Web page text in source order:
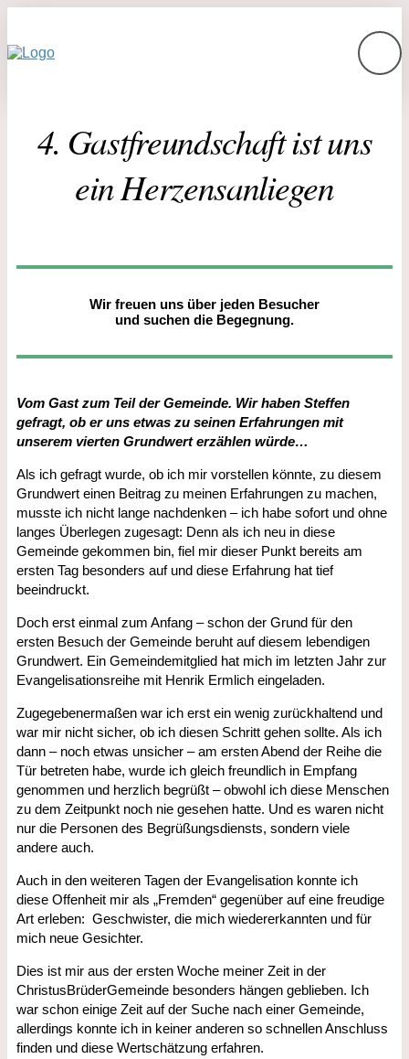
4. Gastfreundschaft ist uns
ein Herzensanliegen
Wir freuen uns über jeden Besucher
und suchen die Begegnung.
Vom Gast zum Teil der Gemeinde. Wir haben Steffen
gefragt, ob er uns etwas zu seinen Erfahrungen mit
unserem vierten Grundwert erzählen würde…
Als ich gefragt wurde, ob ich mir vorstellen könnte, zu diesem
Grundwert einen Beitrag zu meinen Erfahrungen zu machen,
musste ich nicht lange nachdenken – ich habe sofort und ohne
langes Überlegen zugesagt: Denn als ich neu in diese
Gemeinde gekommen bin, fiel mir dieser Punkt bereits am
ersten Tag besonders auf und diese Erfahrung hat tief
beeindruckt.
Doch erst einmal zum Anfang – schon der Grund für den
ersten Besuch der Gemeinde beruht auf diesem lebendigen
Grundwert. Ein Gemeindemitglied hat mich im letzten Jahr zur
Evangelisationsreihe mit Henrik Ermlich eingeladen.
Zugegebenermaßen war ich erst ein wenig zurückhaltend und
war mir nicht sicher, ob ich diesen Schritt gehen sollte. Als ich
dann – noch etwas unsicher – am ersten Abend der Reihe die
Tür betreten habe, wurde ich gleich freundlich in Empfang
genommen und herzlich begrüßt – obwohl ich diese Menschen
zu dem Zeitpunkt noch nie gesehen hatte. Und es waren nicht
nur die Personen des Begrüßungsdiensts, sondern viele
andere auch.
Auch in den weiteren Tagen der Evangelisation konnte ich
diese Offenheit mir als „Fremden“ gegenüber auf eine freudige
Art erleben: Geschwister, die mich wiedererkannten und für
mich neue Gesichter.
Dies ist mir aus der ersten Woche meiner Zeit in der
ChristusBrüderGemeinde besonders hängen geblieben. Ich
war schon einige Zeit auf der Suche nach einer Gemeinde,
allerdings konnte ich in keiner anderen so schnellen Anschluss
finden und diese Wertschätzung erfahren.